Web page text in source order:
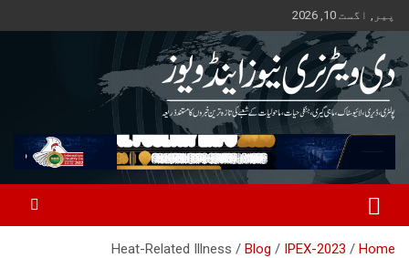
to
content
پیر, اگست 10, 2026
The Veterinary News & Views
Pakistan's Trusted Veterinary, Dairy, Poultry & Agriculture News
Home
IPEX-2023
Blog
Heat-Related Illness